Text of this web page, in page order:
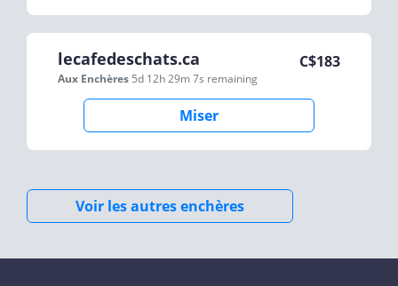
lecafedeschats.ca
Aux Enchères 5d 12h 29m 7s remaining
C$183
Miser
Voir les autres enchères